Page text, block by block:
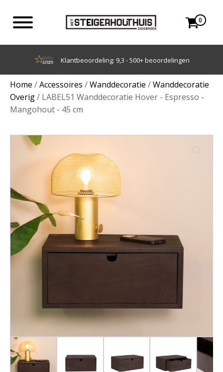
0
Achteraf betalen met Klarna
Home /Accessoires /Wanddecoratie /Wanddecoratie
Overig/ LABEL51 Wanddecoratie Hover - Espresso -
Mangohout - 45 cm